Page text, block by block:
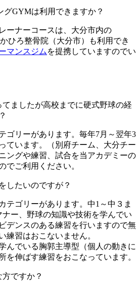
グGYMは利用できますか？​​​​​
ーナーコースは、大分市内の
ひろ整骨院（大分市）も利用でき
マンスジム を提携していますのでい
ましたが高校までに硬式野球の経
ゴリーがあります。毎年7月～翌年3
ています。（別府チーム、大分チー
ングや練習、試合を当アカデミーの
でご利用ください。
したいのですが？
テゴリーがあります。中1～中３ま
ー、野球の知識や技術を学んでい
デンスのある練習を行いますので無
練習はおこないません。
んでいる胸郭主導型（個人の動きに
を伸ばす練習をおこなっています。
ですか？